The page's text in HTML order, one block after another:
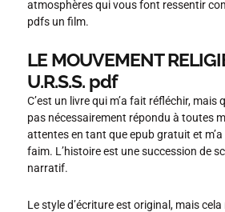
atmosphères qui vous font ressentir
pdfs un film.
LE MOUVEMENT
U.R.S.S. pdf
C’est un livre qui m’a fait réfléchir, mais
pas nécessairement répondu à toutes
attentes en tant que epub gratuit et
faim. L’histoire est une succession de
narratif.
Le style d’écriture est original, mais